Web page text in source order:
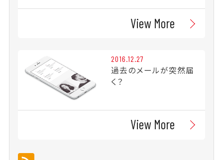
View More
2016.12.27
過去のメールが突然届
く？
View More